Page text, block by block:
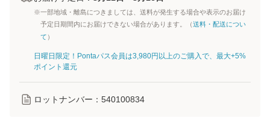
※一部地域・離島につきましては、送料が発生する場合や表示のお届け
予定日期間内にお届けできない場合があります。（送料・配送につい
て ）
日曜日限定！Pontaパス会員は3,980円以上のご購入で、最大+5%
ポイント還元
ロットナンバー： 540100834